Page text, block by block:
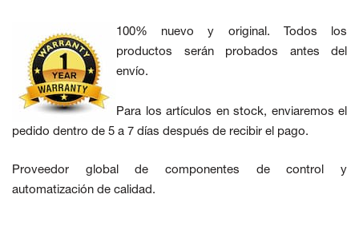
100% nuevo y original. Todos los
productos serán probados antes del
envío.
Para los artículos en stock, enviaremos el
pedido dentro de 5 a 7 días después de recibir el pago.
Proveedor global de componentes de control y
automatización de calidad.